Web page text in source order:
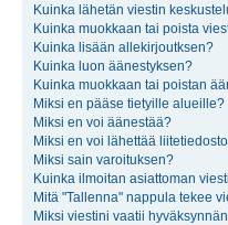
Kuinka lähetän viestin
Kuinka muokkaan tai poista
Kuinka lisään allekirjoutksen?
Kuinka luon äänestyksen?
Kuinka muokkaan tai poistan
Miksi en pääse tietyille alueille?
Miksi en voi äänestää?
Miksi en voi lähettää
Miksi sain varoituksen?
Kuinka ilmoitan asiattoman
Mitä "Tallenna" nappula tekee
Miksi viestini vaatii